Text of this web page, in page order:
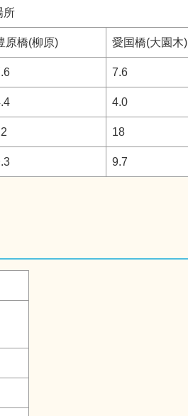
所
原橋(柳原) 愛国橋(大園木)
7.6
4.0
18
9.7
)